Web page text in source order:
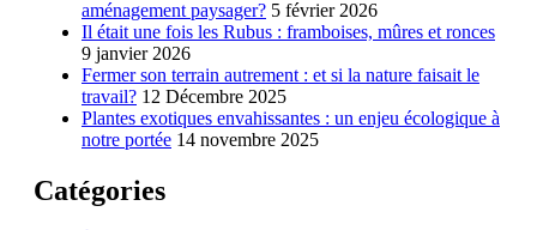
aménagement paysager? 5 février 2026
Il était une fois les Rubus : framboises, mûres et ronces
9 janvier 2026
Fermer son terrain autrement : et si la nature faisait le
travail? 12 Décembre 2025
Plantes exotiques envahissantes : un enjeu écologique à
notre portée 14 novembre 2025
Catégories